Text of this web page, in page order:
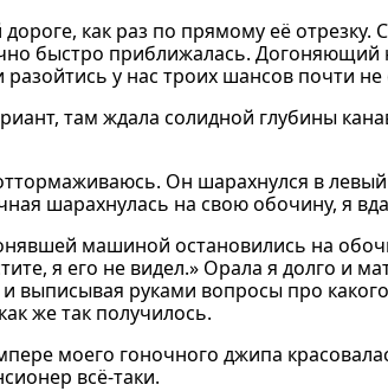
как раз по прямому её отрезку.
быстро приближалась. Догоняющий
у нас троих шансов почти не
там ждала солидной глубины
Он шарахнулся в
шарахнулась на свою обочину, я
машиной остановились на
я его не видел.» Орала я долго и
выписывая руками вопросы про
же так получилось.
моего гоночного джипа
всё-таки.